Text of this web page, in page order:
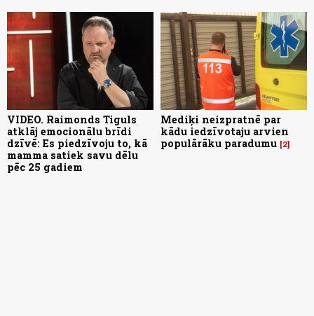
VIDEO. Raimonds Tiguls
atklāj emocionālu brīdi
dzīvē: Es piedzīvoju to, kā
mamma satiek savu dēlu
pēc 25 gadiem
Mediķi neizpratnē par
kādu iedzīvotaju arvien
populārāku paradumu 2